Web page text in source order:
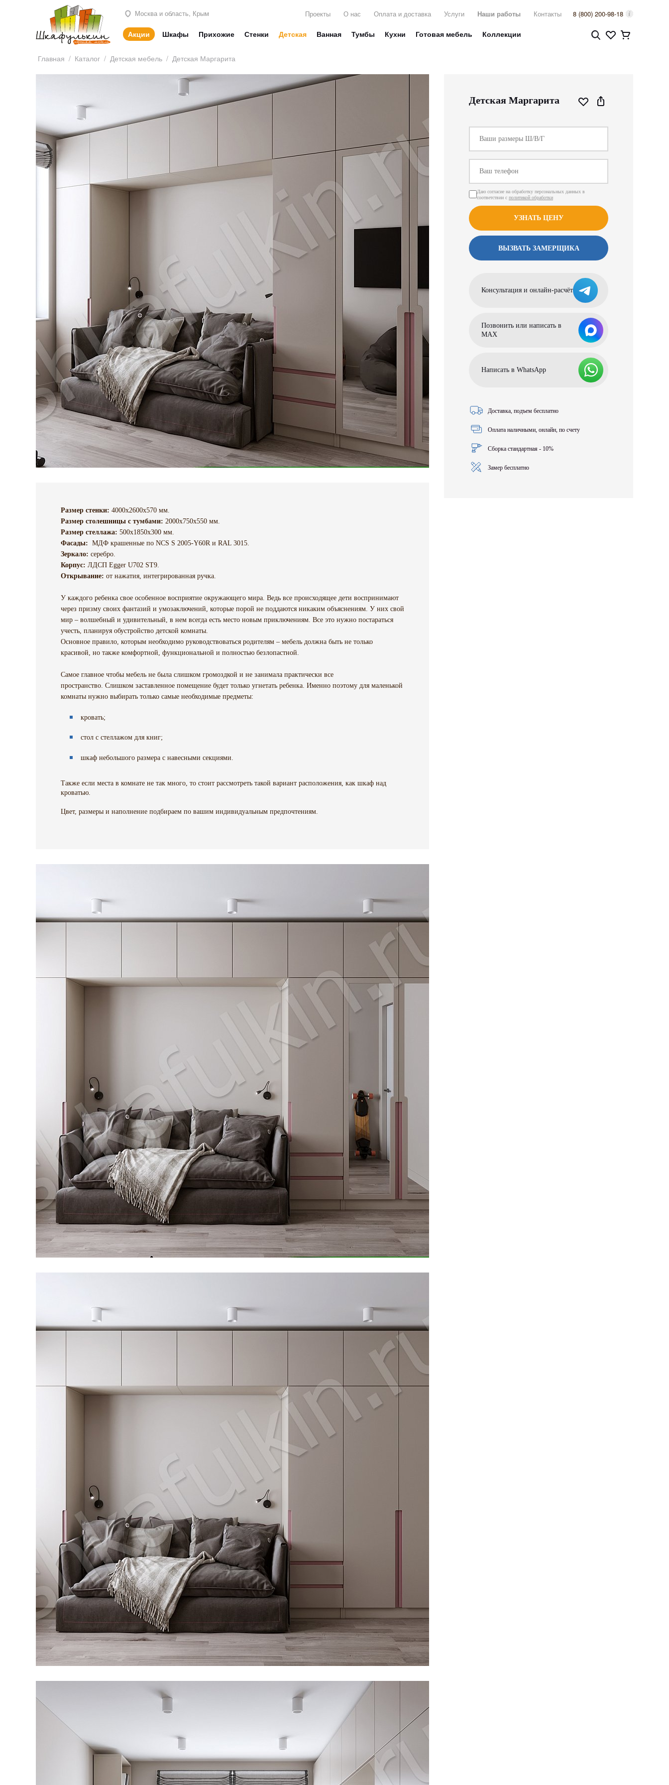
Москва и область, Крым Проекты О нас Оплата и доставка Услуги Наши работы Контакты 8 (800) 200-98-18
Акции Шкафы Прихожие Стенки Детская Ванная Тумбы Кухни Готовая мебель Коллекции
Главная / Каталог / Детская мебель / Детская Маргарита
Размер стенки: 4000х2600х570 мм.
Размер столешницы с тумбами: 2000х750х550 мм.
Размер стеллажа: 500х1850х300 мм.
Фасады: МДФ крашенные по NCS S 2005-Y60R и RAL 3015.
Зеркало: серебро.
Корпус: ЛДСП Egger U702 ST9.
Открывание: от нажатия, интегрированная ручка.
У каждого ребенка свое особенное восприятие окружающего мира. Ведь все происходящее дети воспринимают
через призму своих фантазий и умозаключений, которые порой не поддаются никаким объяснениям. У них свой
мир – волшебный и удивительный, в нем всегда есть место новым приключениям. Все это нужно постараться
учесть, планируя обустройство детской комнаты.
Основное правило, которым необходимо руководствоваться родителям – мебель должна быть не только
красивой, но также комфортной, функциональной и полностью безлопастной.
Самое главное чтобы мебель не была слишком громоздкой и не занимала практически все
пространство. Слишком заставленное помещение будет только угнетать ребенка. Именно поэтому для маленькой
комнаты нужно выбирать только самые необходимые предметы:
кровать;
стол с стеллажом для книг;
шкаф небольшого размера с навесными секциями.
Также если места в комнате не так много, то стоит рассмотреть такой вариант расположения, как шкаф над
кроватью.
Цвет, размеры и наполнение подбираем по вашим индивидуальным предпочтениям.
Детская Маргарита
Даю согласие на обработку персональных данных в
соответствии с политикой обработки
УЗНАТЬ ЦЕНУ
ВЫЗВАТЬ ЗАМЕРЩИКА
Консультация и онлайн-расчёт
Позвонить или написать в
МАХ
Написать в WhatsApp
Доставка, подъем бесплатно
Оплата наличными, онлайн, по счету
Сборка стандартная - 10%
Замер бесплатно